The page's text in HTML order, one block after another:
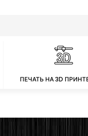
ПЕЧАТЬ НА 3D